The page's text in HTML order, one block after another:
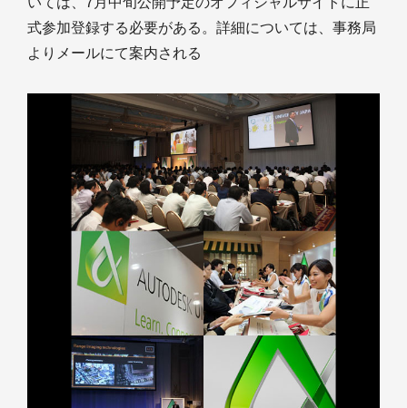
式参加登録する必要がある。詳細については、事務局
よりメールにて案内される